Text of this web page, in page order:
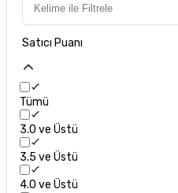
Satıcı Puanı
Tümü
3.0 ve Üstü
3.5 ve Üstü
4.0 ve Üstü